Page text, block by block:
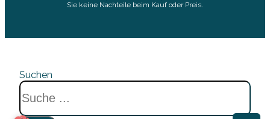
Sie keine Nachteile beim Kauf oder Preis.
Suchen